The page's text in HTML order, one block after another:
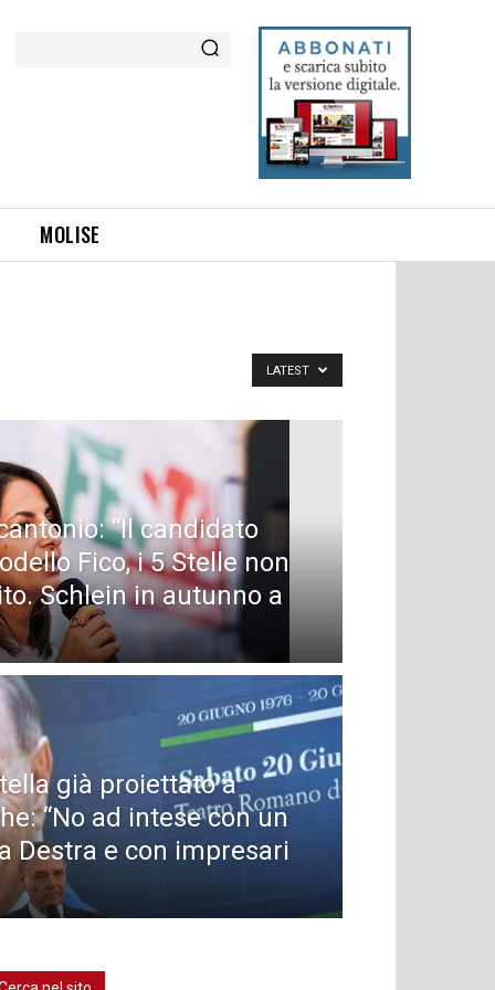
MOLISE
LATEST
“Il candidato
Fico, i 5 Stelle non
Schlein in autunno a
già proiettato a
“No ad intese con un
Destra e con impresari